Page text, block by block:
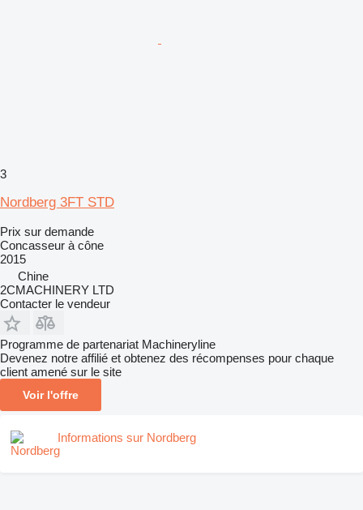
3
Nordberg 3FT STD
Prix sur demande
Concasseur à cône
2015
Chine
2CMACHINERY LTD
Contacter le vendeur
Programme de partenariat Machineryline
Devenez notre affilié et obtenez des récompenses pour chaque
client amené sur le site
Voir l'offre
Informations sur Nordberg